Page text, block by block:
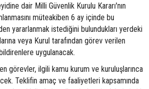
dair Milli Güvenlik Kurulu Kararı'nın
müteakiben 6 ay içinde bu
yararlanmak istediğini bulundukları yerdeki
veya Kurul tarafından görev verilen
uygulanacak.
görevler, ilgili kamu kurum ve kuruluşlarınca
Teklifin amaç ve faaliyetleri kapsamında